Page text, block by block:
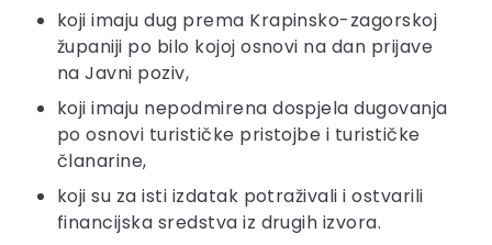
koji imaju dug prema Krapinsko-zagorskoj
županiji po bilo kojoj osnovi na dan prijave
na Javni poziv,
koji imaju nepodmirena dospjela dugovanja
po osnovi turističke pristojbe i turističke
članarine,
koji su za isti izdatak potraživali i ostvarili
financijska sredstva iz drugih izvora.